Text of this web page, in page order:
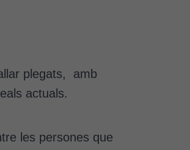
plegats, amb
actuals.
les persones que